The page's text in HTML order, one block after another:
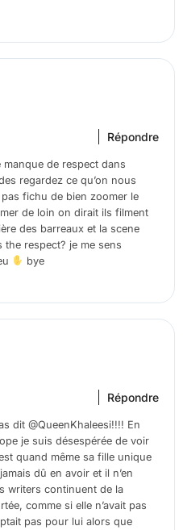
de respect dans
regardez ce qu’on nous
fichu de bien zoomer le
de loin on dirait ils filment
des barreaux et la scene
respect? je me sens
bye
Répondre
dit @QueenKhaleesi!!!! En
je suis désespérée de voir
quand même sa fille unique
dû en avoir et il n’en
writers continuent de la
comme si elle n’avait pas
pas pour lui alors que
Répondre